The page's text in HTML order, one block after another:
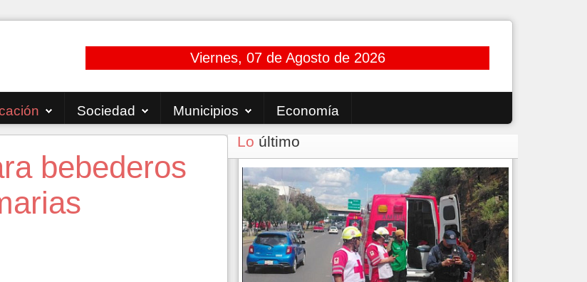
Viernes, 07 de Agosto de 2026
Sociedad Municipios Economía
bebederos
Lo último